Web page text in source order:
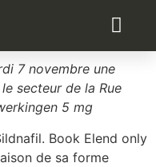
7 novembre une
secteur de la Rue
5 mg
Book Elend only
de sa forme